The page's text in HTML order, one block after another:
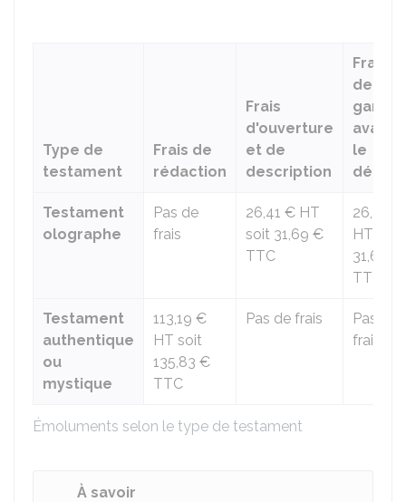
Émoluments selon le type de testament
Type de
testament
Frais de
rédaction
Frais
d'ouverture
et de
description
Frais
de
garde
avant
le
décès
Testament
olographe
Pas de
frais
26,41 € HT
soit 31,69 €
TTC
26,41 €
HT soit
31,69 €
TTC
Testament
authentique
ou
mystique
113,19 €
HT soit
135,83 €
TTC
Pas de frais
Pas de
frais
À savoir